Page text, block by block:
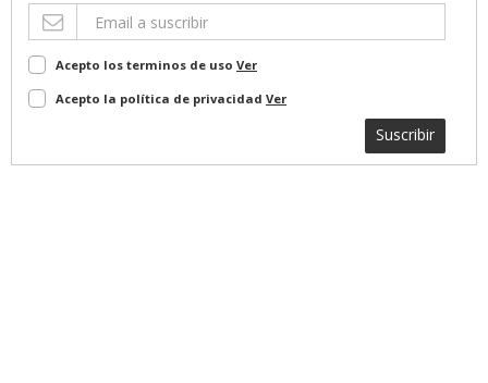
Acepto los terminos de uso Ver
Acepto la política de privacidad Ver
Suscribir